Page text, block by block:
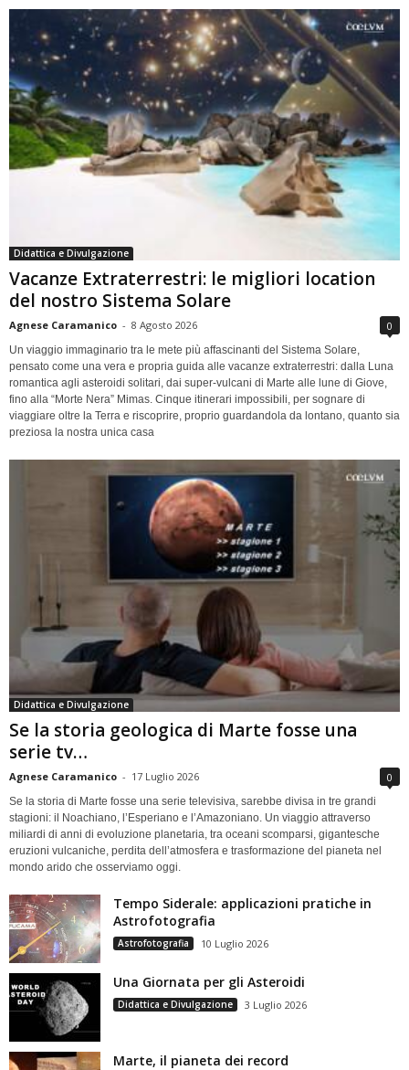
Didattica e Divulgazione
Vacanze Extraterrestri: le migliori location
del nostro Sistema Solare
Agnese Caramanico - 8 Agosto 2026 0
Un viaggio immaginario tra le mete più affascinanti del Sistema Solare,
pensato come una vera e propria guida alle vacanze extraterrestri: dalla Luna
romantica agli asteroidi solitari, dai super-vulcani di Marte alle lune di Giove,
fino alla “Morte Nera” Mimas. Cinque itinerari impossibili, per sognare di
viaggiare oltre la Terra e riscoprire, proprio guardandola da lontano, quanto sia
preziosa la nostra unica casa
Didattica e Divulgazione
Se la storia geologica di Marte fosse una
serie tv…
Agnese Caramanico - 17 Luglio 2026 0
Se la storia di Marte fosse una serie televisiva, sarebbe divisa in tre grandi
stagioni: il Noachiano, l’Esperiano e l’Amazoniano. Un viaggio attraverso
miliardi di anni di evoluzione planetaria, tra oceani scomparsi, gigantesche
eruzioni vulcaniche, perdita dell’atmosfera e trasformazione del pianeta nel
mondo arido che osserviamo oggi.
Tempo Siderale: applicazioni pratiche in
Astrofotografia
Astrofotografia 10 Luglio 2026
Una Giornata per gli Asteroidi
Didattica e Divulgazione 3 Luglio 2026
Marte, il pianeta dei record